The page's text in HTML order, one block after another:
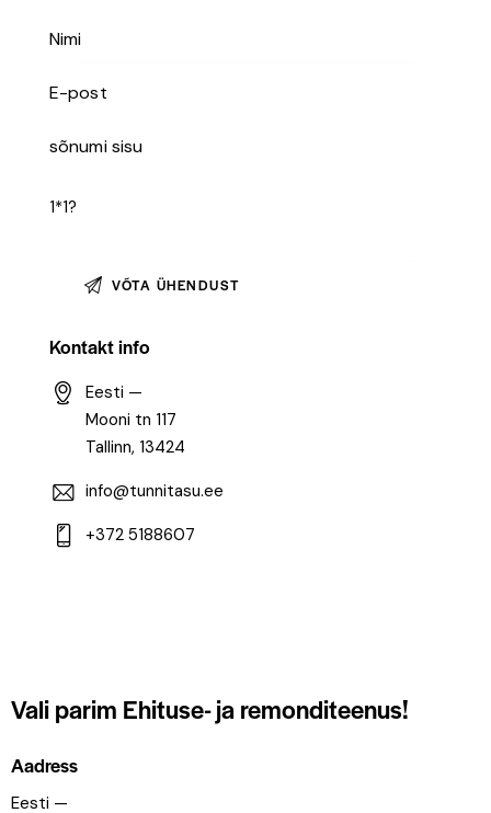
1*1?
Kontakt info
Eesti —
Mooni tn 117
Tallinn, 13424
info@tunnitasu.ee
+372 5188607
Vali parim Ehituse- ja remonditeenus!
Aadress
Eesti —